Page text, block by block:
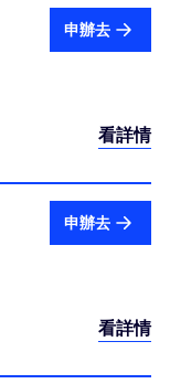
申辦去
看詳情
申辦去
看詳情